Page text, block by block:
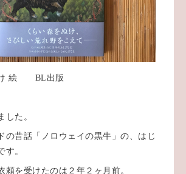
け 絵 BL出版
した。
の昔話「ノロウェイの黒牛」の、はじ
す。
頼を受けたのは２年２ヶ月前。